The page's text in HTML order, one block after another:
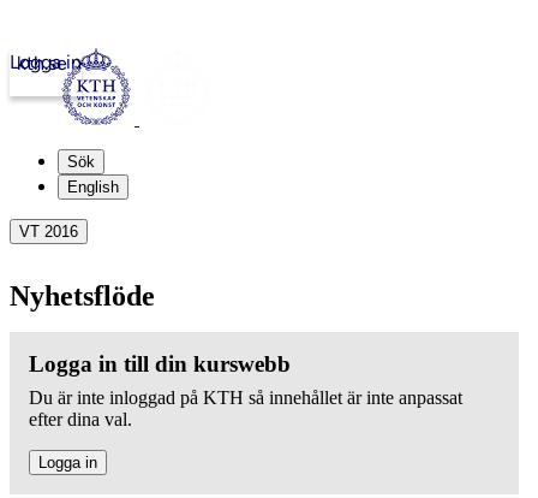
kth.se
Logga in
Sök
English
VT 2016
Nyhetsflöde
Logga in till din kurswebb
Du är inte inloggad på KTH så innehållet är inte anpassat
efter dina val.
Logga in